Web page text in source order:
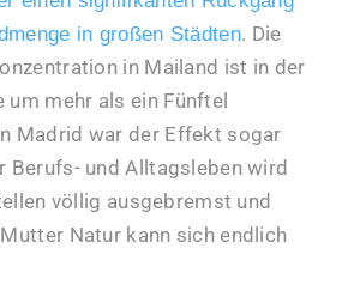
in großen Städten. Die
in Mailand ist in der
mehr als ein Fünftel
Madrid war der Effekt sogar
Berufs- und Alltagsleben wird
völlig ausgebremst und
Natur kann sich endlich